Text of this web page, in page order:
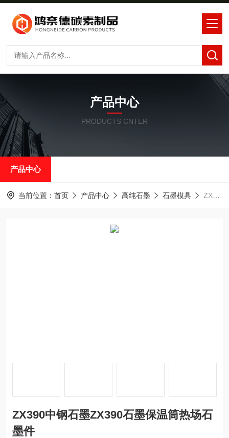
产品中心
PRODUCTS CNTER
产品中心
当前位置： 首页 产品中心 高纯石墨 石墨模具 ZX390中钢石墨ZX390石墨保温筒热场石墨件
ZX390中钢石墨ZX390石墨保温筒热场石
墨件